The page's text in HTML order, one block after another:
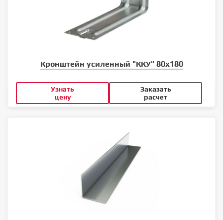
Кронштейн усиленный "ККУ" 80х180
Узнать
цену
Заказать
расчет